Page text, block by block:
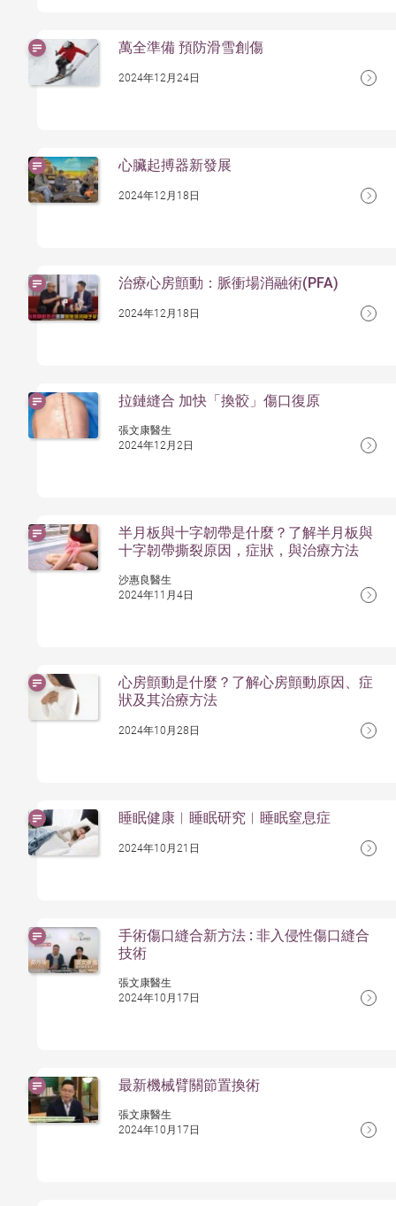
萬全準備 預防滑雪創傷
2024年12月24日
心臟起搏器新發展
2024年12月18日
治療心房顫動：脈衝場消融術(PFA)
2024年12月18日
拉鏈縫合 加快「換骹」傷口復原
張文康醫生
2024年12月2日
半月板與十字韌帶是什麼？了解半月板與
十字韌帶撕裂原因，症狀，與治療方法
沙惠良醫生
2024年11月4日
心房顫動是什麼？了解心房顫動原因、症
狀及其治療方法
2024年10月28日
睡眠健康︱睡眠研究︱睡眠窒息症
2024年10月21日
手術傷口縫合新方法 : 非入侵性傷口縫合
技術
張文康醫生
2024年10月17日
最新機械臂關節置換術
張文康醫生
2024年10月17日